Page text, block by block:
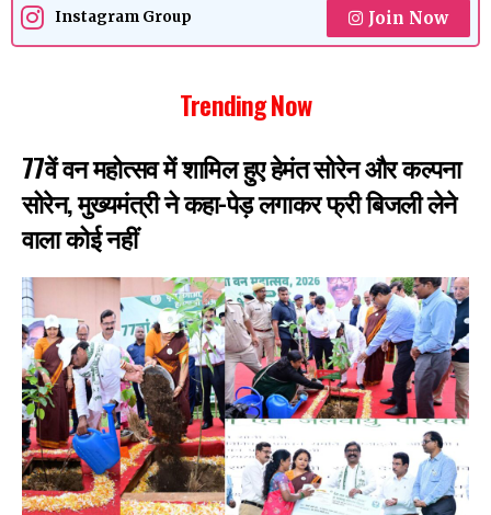
Instagram Group Join Now
Trending Now
77वें वन महोत्सव में शामिल हुए हेमंत सोरेन और कल्पना
सोरेन, मुख्यमंत्री ने कहा-पेड़ लगाकर फ्री बिजली लेने
वाला कोई नहीं